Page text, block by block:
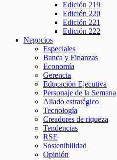
Edición 219
Edición 220
Edición 221
Edición 222
Negocios
Especiales
Banca y Finanzas
Economía
Gerencia
Educación Ejecutiva
Personaje de la Semana
Aliado estratégico
Tecnología
Creadores de riqueza
Tendencias
RSE
Sostenibilidad
Opinión